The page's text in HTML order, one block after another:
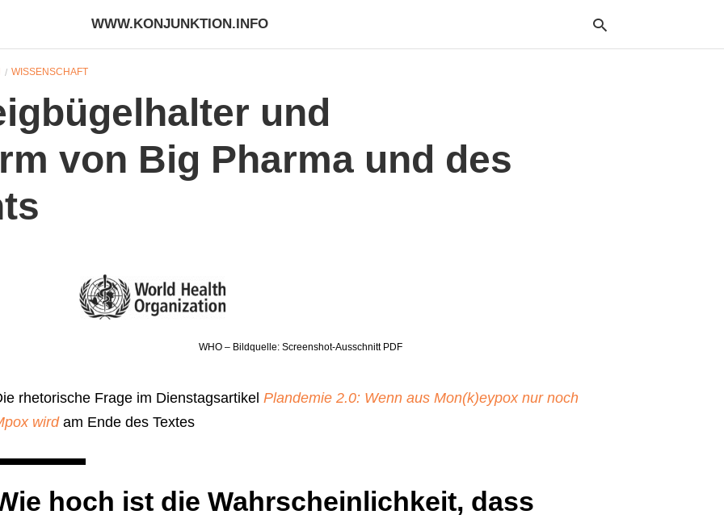
WWW.KONJUNKTION.INFO
WISSENSCHAFT
und
von Big Pharma und des
WHO – Bildquelle: Screenshot-Ausschnitt PDF
rhetorische Frage im Dienstagsartikel Plandemie 2.0: Wenn aus Mon(k)eypox nur noch
wirdam Ende des Textes
hoch ist die Wahrscheinlichkeit, dass